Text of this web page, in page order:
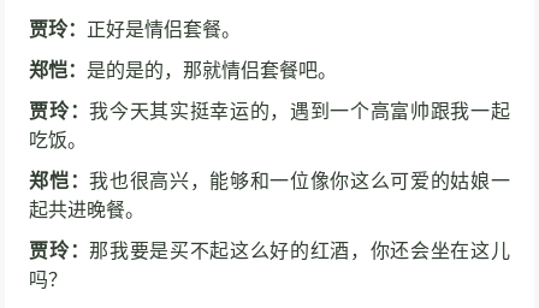
贾玲： 正好是情侣套餐。
郑恺： 是的是的，那就情侣套餐吧。
贾玲：我今天其实挺幸运的，遇到一个高富帅跟我一起
吃饭。
郑恺：我也很高兴，能够和一位像你这么可爱的姑娘一
起共进晚餐。
贾玲： 那我要是买不起这么好的红酒，你还会坐在这儿
吗？